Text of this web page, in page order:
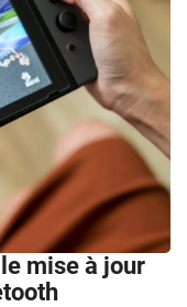
mise à jour